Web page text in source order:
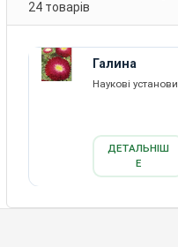
24 товарів
Галина
Наукові установи
ДЕТАЛЬНІШ
Е